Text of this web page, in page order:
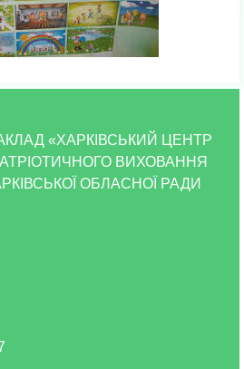
«ХАРКІВСЬКИЙ ЦЕНТР
ВИХОВАННЯ
ОБЛАСНОЇ РАДИ